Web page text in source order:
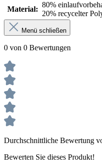
Material:
80%
20% recycelter
Menü schließen
0 von 0 Bewertungen
Durchschnittliche Bewertung
Bewerten Sie dieses Produkt!